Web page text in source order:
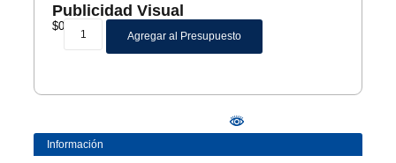
Publicidad Visual
$0
Agregar al Presupuesto
Información